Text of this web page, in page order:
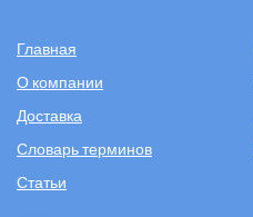
Главная
О компании
Доставка
Словарь терминов
Статьи